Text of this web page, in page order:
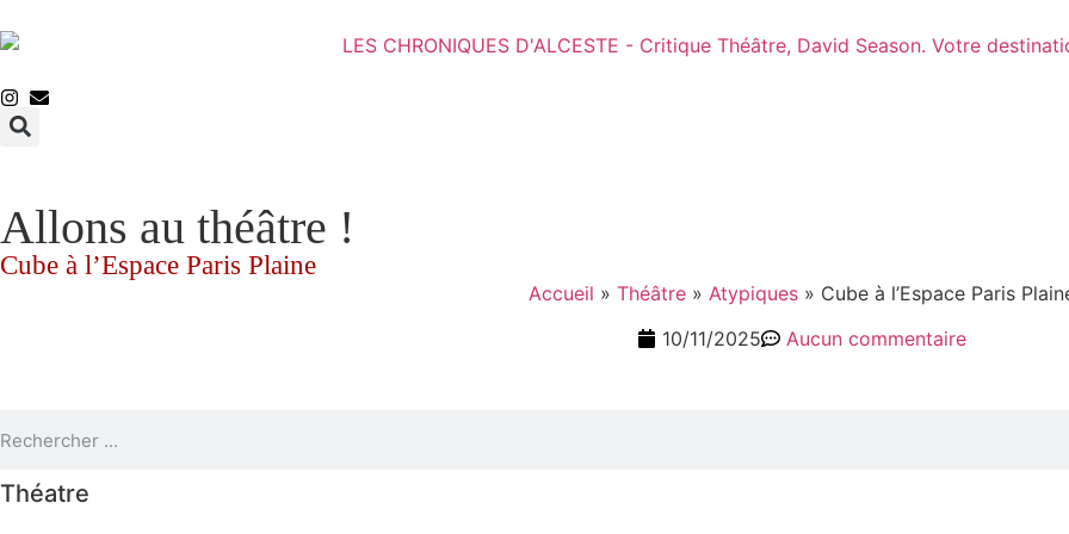
Allons au théâtre !
Cube à l’Espace Paris Plaine
Accueil » Théâtre » Atypiques » Cube à l’Espace Paris
10/11/2025
Aucun commentaire
Théatre